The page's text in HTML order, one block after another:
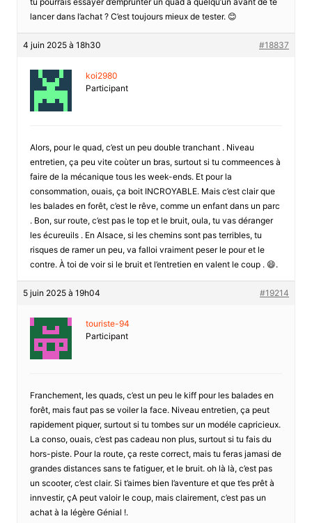
lancer dans l’achat ? C’est toujours mieux de tester. 😊
4 juin 2025 à 18h30 #18837
koi2980
Participant
Alors, pour le quad, c’est un peu double tranchant . Niveau
entretien, ça peu vite coùter un bras, surtout si tu commeences à
faire de la mécanique tous les week-ends. Et pour la
consommation, ouais, ça boit INCROYABLE. Mais c’est clair que
les balades en forêt, c’est le rêve, comme un enfant dans un parc
. Bon, sur route, c’est pas le top et le bruit, oula, tu vas déranger
les écureuils . En Alsace, si les chemins sont pas terribles, tu
risques de ramer un peu, va falloi vraiment peser le pour et le
contre. À toi de voir si le bruit et l’entretien en valent le coup . 😄.
5 juin 2025 à 19h04 #19214
touriste-94
Participant
Franchement, les quads, c’est un peu le kiff pour les balades en
forêt, mais faut pas se voiler la face. Niveau entretien, ça peut
rapidement piquer, surtout si tu tombes sur un modéle capricieux.
La conso, ouais, c’est pas cadeau non plus, surtout si tu fais du
hors-piste. Pour la route, ça reste correct, mais tu feras jamasi de
grandes distances sans te fatiguer, et le bruit. oh là là, c’est pas
un scooter, c’est clair. Si t’aimes bien l’aventure et que t’es prêt à
innvestir, çA peut valoir le coup, mais clairement, c’est pas un
achat à la légère Génial !.